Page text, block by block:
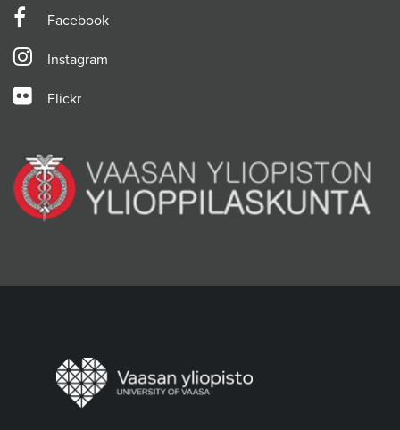
Facebook
Instagram
Flickr